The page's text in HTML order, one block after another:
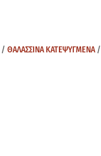
/ΘΑΛΑΣΣΙΝΑ ΚΑΤΕΨΥΓΜΕΝΑ/